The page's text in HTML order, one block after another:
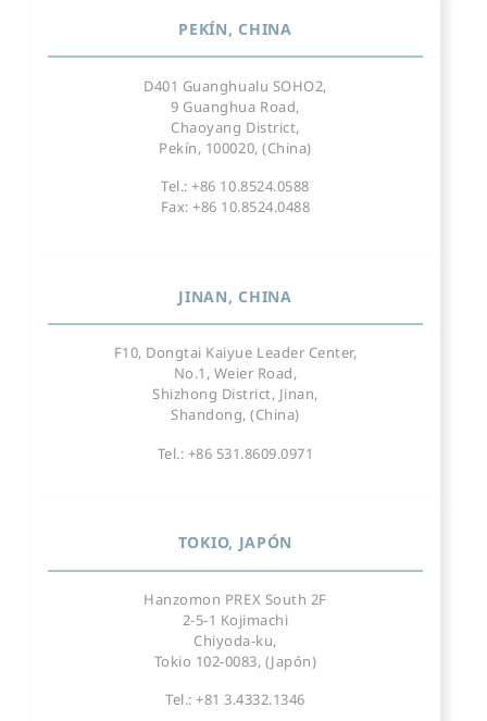
PEKÍN, CHINA
D401 Guanghualu SOHO2,
9 Guanghua Road,
Chaoyang District,
Pekín, 100020, (China)
Tel.: +86 10.8524.0588
Fax: +86 10.8524.0488
JINAN, CHINA
F10, Dongtai Kaiyue Leader Center,
No.1, Weier Road,
Shizhong District, Jinan,
Shandong, (China)
Tel.: +86 531.8609.0971
TOKIO, JAPÓN
Hanzomon PREX South 2F
2-5-1 Kojimachi
Chiyoda-ku,
Tokio 102-0083, (Japón)
Tel.: +81 3.4332.1346